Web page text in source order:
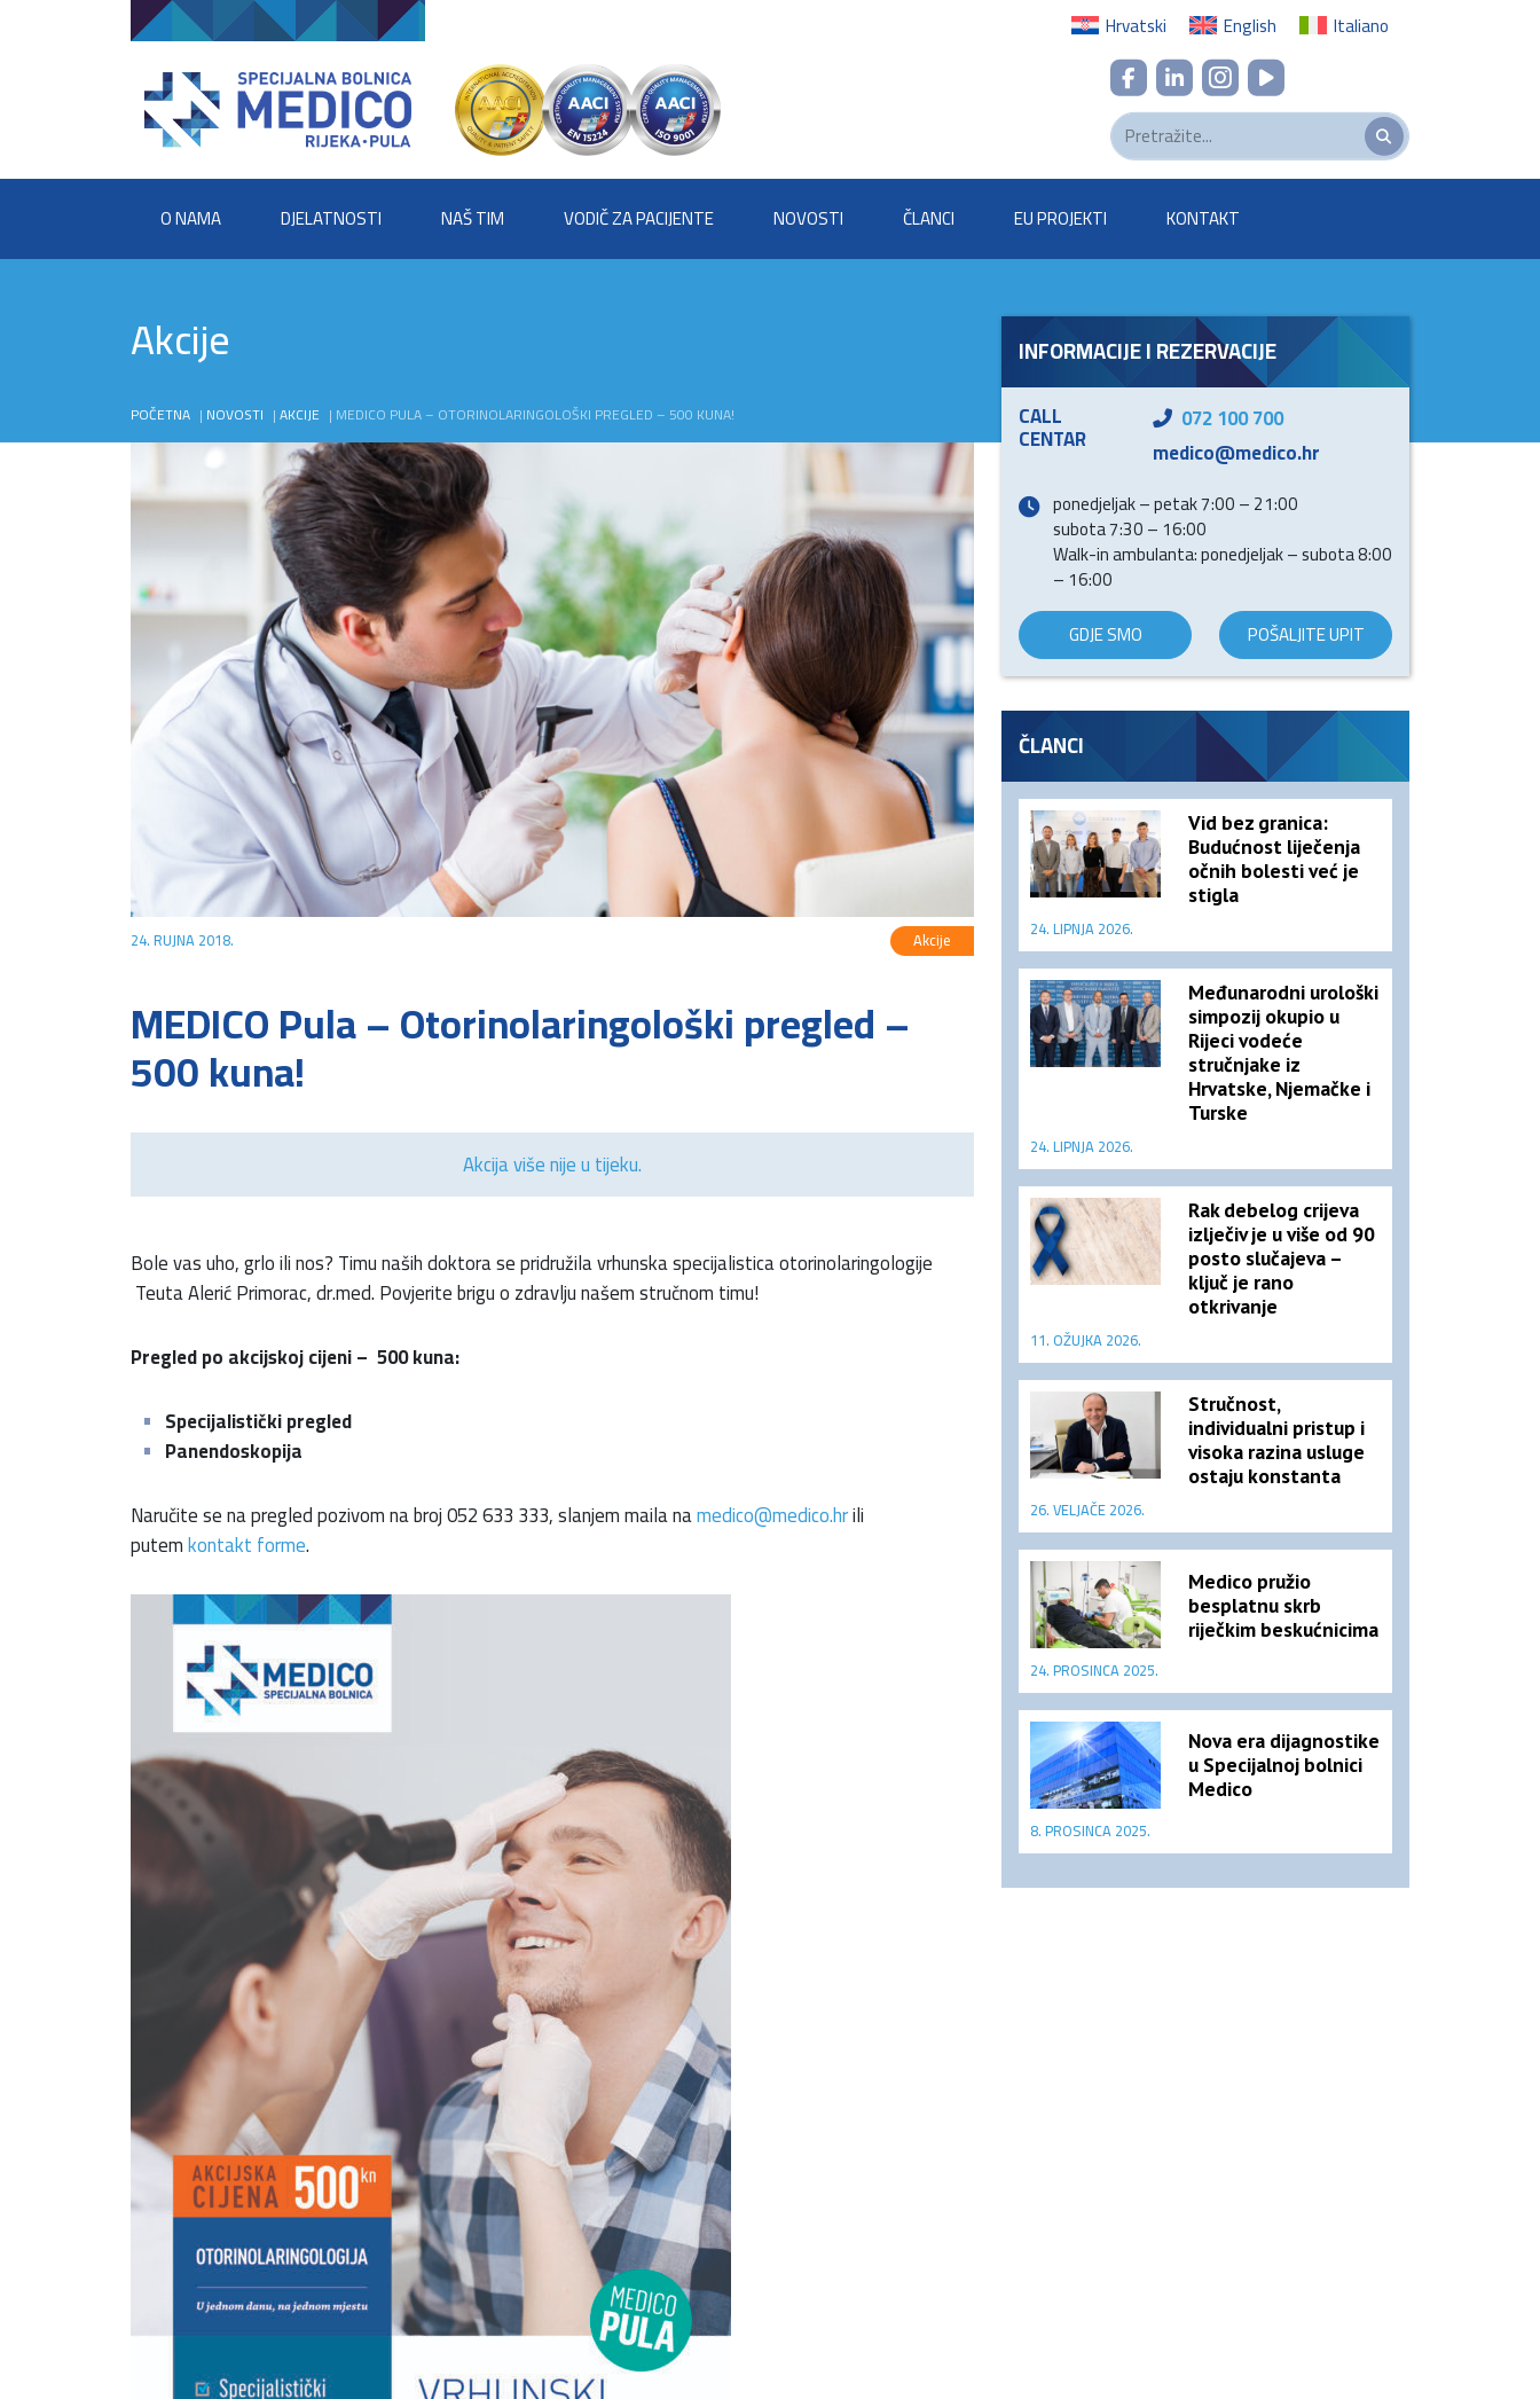
Hrvatski English Italiano
O NAMA DJELATNOSTI NAŠ TIM VODIČ ZA PACIJENTE NOVOSTI ČLANCI EU PROJEKTI KONTAKT
Akcije
POČETNA | NOVOSTI |AKCIJE | MEDICO PULA – OTORINOLARINGOLOŠKI PREGLED – 500 KUNA!
24. RUJNA 2018. Akcije
MEDICO Pula – Otorinolaringološki pregled –
500 kuna!
Akcija više nije u tijeku.
Bole vas uho, grlo ili nos? Timu naših doktora se pridružila vrhunska specijalistica otorinolaringologije
Teuta Alerić Primorac, dr.med. Povjerite brigu o zdravlju našem stručnom timu!
Pregled po akcijskoj cijeni – 500 kuna:
Specijalistički pregled
Panendoskopija
Naručite se na pregled pozivom na broj 052 633 333, slanjem maila namedico@medico.hrili
putemkontakt forme.
INFORMACIJE I REZERVACIJE
CALL
CENTAR
072 100 700
medico@medico.hr
ponedjeljak – petak 7:00 – 21:00
subota 7:30 – 16:00
Walk-in ambulanta: ponedjeljak – subota 8:00
– 16:00
GDJE SMO
POŠALJITE UPIT
ČLANCI
Vid bez granica:
Budućnost liječenja
očnih bolesti već je
stigla
24. LIPNJA 2026.
Međunarodni urološki
simpozij okupio u
Rijeci vodeće
stručnjake iz
Hrvatske, Njemačke i
Turske
24. LIPNJA 2026.
Rak debelog crijeva
izlječiv je u više od 90
posto slučajeva –
ključ je rano
otkrivanje
11. OŽUJKA 2026.
Stručnost,
individualni pristup i
visoka razina usluge
ostaju konstanta
26. VELJAČE 2026.
Medico pružio
besplatnu skrb
riječkim beskućnicima
24. PROSINCA 2025.
Nova era dijagnostike
u Specijalnoj bolnici
Medico
8. PROSINCA 2025.